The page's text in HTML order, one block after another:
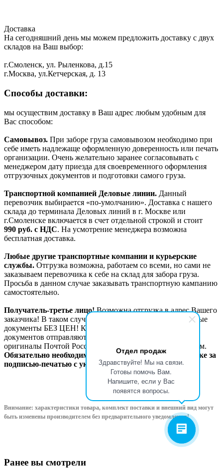
Отдел продаж
Здравствуйте! Мы на связи.
Готовы помочь Вам.
Напишите, если у Вас
появятся вопросы.
Доставка
На сегодняшний день мы можем предложить доставку с двух
складов на Ваш выбор:
г.Смоленск, ул. Рыленкова, д.15
г.Москва, ул.Кетчерская, д. 13
Способы доставки:
мы осуществим доставку в Ваш адрес любым удобным для
Вас способом:
Самовывоз. При заборе груза самовывозом необходимо при
себе иметь надлежаще оформленную доверенность или печать
организации. Очень желательно заранее согласовывать с
менеджером дату приезда для своевременного оформления
отгрузочных документов и подготовки самого груза.
Транспортной компанией Деловые линии. Данный
перевозчик выбирается «по-умолчанию». Доставка с нашего
склада до терминала Деловых линий в г. Москве или
г.Смоленске включается в счет отдельной строкой и стоит
990 руб. с НДС. На усмотрение менеджера возможна
бесплатная доставка.
Любые другие транспортные компании и курьерские
службы. Отгрузка возможна, работаем со всеми, но сами не
заказываем перевозчика к себе на склад для забора груза.
Просьба в данном случае заказывать транспортную кампанию
самостоятельно.
Получатель-третье лицо!Возможна отгрузка в адрес Вашего
заказчика! В таком случае с грузом идут сопроводительные
документы БЕЗ ЦЕН! Копии товаросопроводительных
документов отправляются Вам по электронной почте,
оригиналы Почтой России или другим удобным способом.
Обязательно необходимо официальное письмо на бланке за
подписью-печатью с указанием данных по отгрузке.
Внимание: характеристики товара, комплект поставки и внешний вид могут
быть изменены производителем без предварительного уведомления!
Ранее вы смотрели